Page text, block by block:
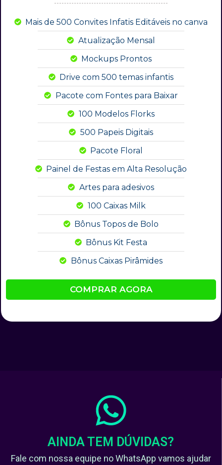
Mais de 500 Convites Infatis Editáveis no canva
Atualização Mensal
Mockups Prontos
Drive com 500 temas infantis
Pacote com Fontes para Baixar
100 Modelos Florks
500 Papeis Digitais
Pacote Floral
Painel de Festas em Alta Resolução
Artes para adesivos
100 Caixas Milk
Bônus Topos de Bolo
Bônus Kit Festa
Bônus Caixas Pirâmides
COMPRAR AGORA
AINDA TEM DÚVIDAS?
Fale com nossa equipe no WhatsApp vamos ajudar